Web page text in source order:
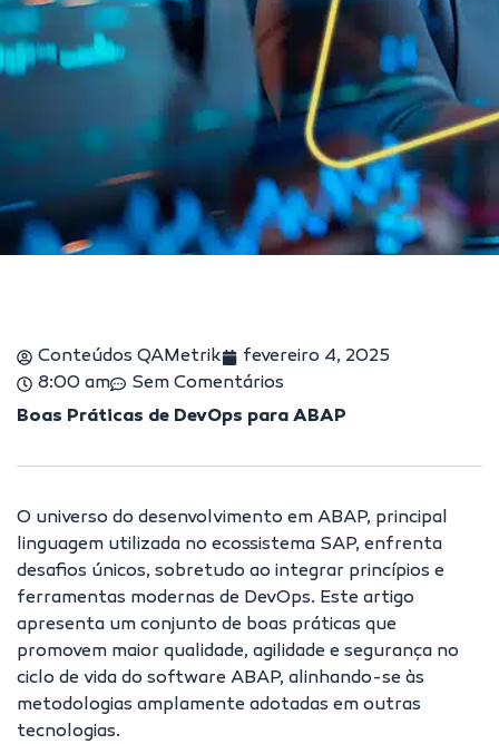
Conteúdos QAMetrik
fevereiro 4, 2025
8:00 am
Sem Comentários
Boas Práticas de DevOps para ABAP
O universo do desenvolvimento em ABAP, principal
linguagem utilizada no ecossistema SAP, enfrenta
desafios únicos, sobretudo ao integrar princípios e
ferramentas modernas de DevOps. Este artigo
apresenta um conjunto de boas práticas que
promovem maior qualidade, agilidade e segurança no
ciclo de vida do software ABAP, alinhando-se às
metodologias amplamente adotadas em outras
tecnologias.